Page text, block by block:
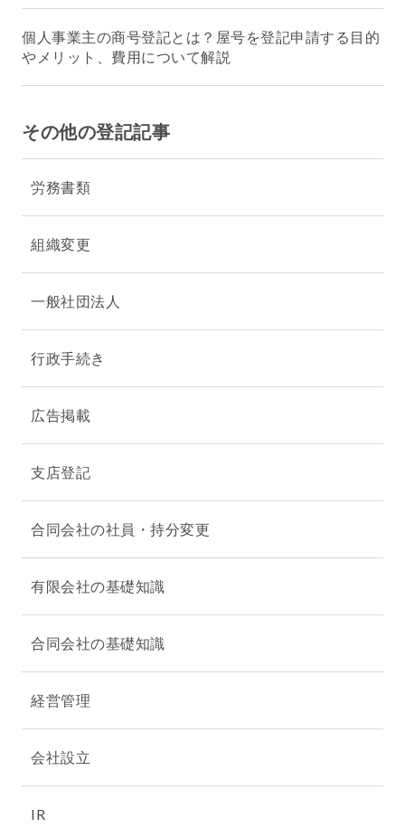
個人事業主の商号登記とは？屋号を登記申請する目的
やメリット、費用について解説
その他の登記記事
労務書類
組織変更
一般社団法人
行政手続き
広告掲載
支店登記
合同会社の社員・持分変更
有限会社の基礎知識
合同会社の基礎知識
経営管理
会社設立
IR